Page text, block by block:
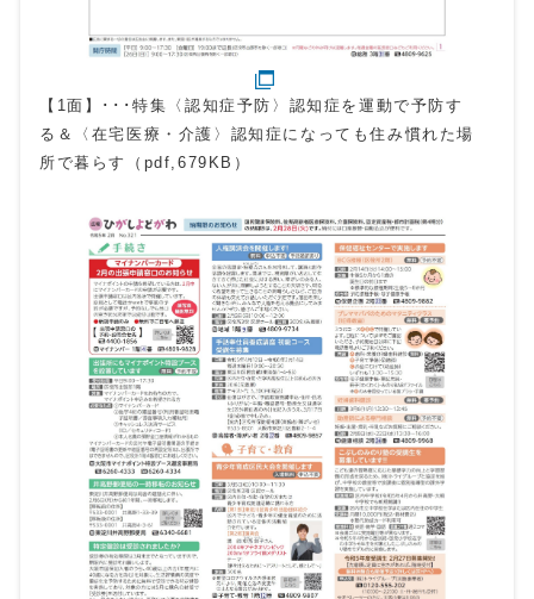
【1面】･･･特集〈認知症予防〉認知症を運動で予防す
る＆〈在宅医療・介護〉認知症になっても住み慣れた場
所で暮らす（pdf,679KB）